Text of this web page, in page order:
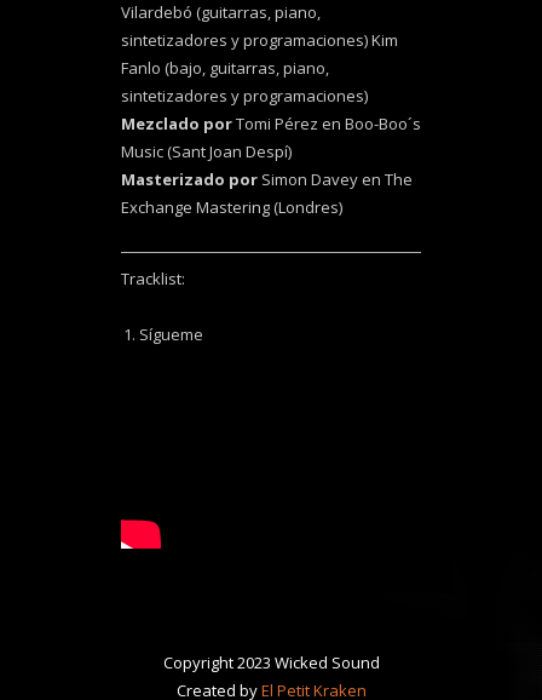
Vilardebó (guitarras, piano,
sintetizadores y programaciones) Kim
Fanlo (bajo, guitarras, piano,
sintetizadores y programaciones)
Mezclado porTomi Pérez en Boo-Boo´s
Music (Sant Joan Despí)
Masterizado por Simon Davey en The
Exchange Mastering (Londres)
Tracklist:
Sígueme
Copyright 2023 Wicked Sound
Created byEl Petit Kraken